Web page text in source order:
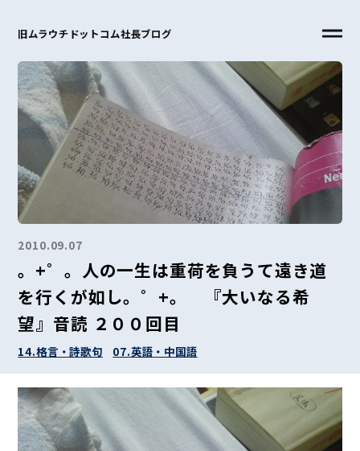
旧ムラウチドットコム社長ブログ
2010.09.07
。+゜。人の一生は重荷を負うて遠き道
を行くが如し。゜+。 『大いなる希
望』音読 ２００回目
14.格言・詩歌句 07.英語・中国語